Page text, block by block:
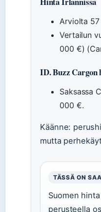
Arviolta
Vertailun
000 €)
ID. Buzz Cargon
Saksassa
000 €.
Käänne:
mutta
TÄSSÄ ON
Suomen
perusteella